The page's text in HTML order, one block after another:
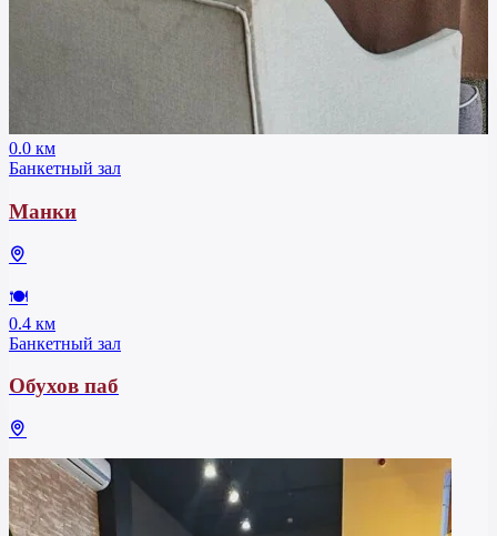
0.0 км
Банкетный зал
Манки
🍽
0.4 км
Банкетный зал
Обухов паб